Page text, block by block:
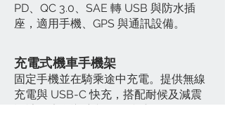
PD、QC 3.0、SAE 轉 USB 與防水插
座，適用手機、GPS 與通訊設備。
充電式機車手機架
固定手機並在騎乘途中充電。提供無線
充電與 USB-C 快充，搭配耐候及減震